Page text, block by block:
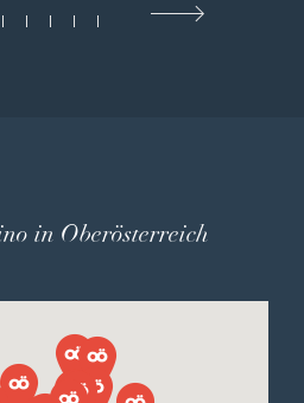
in Oberösterreich